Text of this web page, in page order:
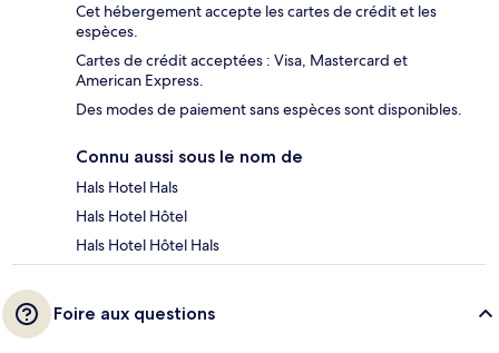
Cet hébergement accepte les cartes de crédit et les
espèces.
Cartes de crédit acceptées : Visa, Mastercard et
American Express.
Des modes de paiement sans espèces sont disponibles.
Connu aussi sous le nom de
Hals Hotel Hals
Hals Hotel Hôtel
Hals Hotel Hôtel Hals
Foire aux questions